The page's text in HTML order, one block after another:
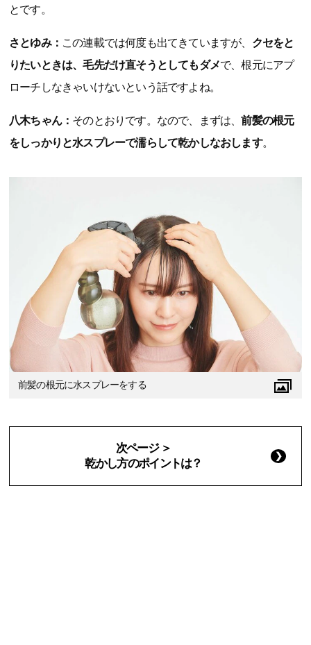
とです。
さとゆみ： この連載では何度も出てきていますが、 クセをと
りたいときは、毛先だけ直そうとしてもダメで、根元にアプ
ローチしなきゃいけないという話ですよね。
八木ちゃん： そのとおりです。なので、まずは、前髪の根元
をしっかりと水スプレーで濡らして乾かしなおします。
前髪の根元に水スプレーをする
次ページ ＞
乾かし方のポイントは？